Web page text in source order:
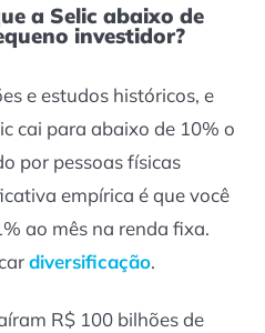
a Selic abaixo de
investidor?
e estudos históricos, e
cai para abaixo de 10% o
por pessoas físicas
empírica é que você
ao mês na renda fixa.
diversificação.
R$ 100 bilhões de